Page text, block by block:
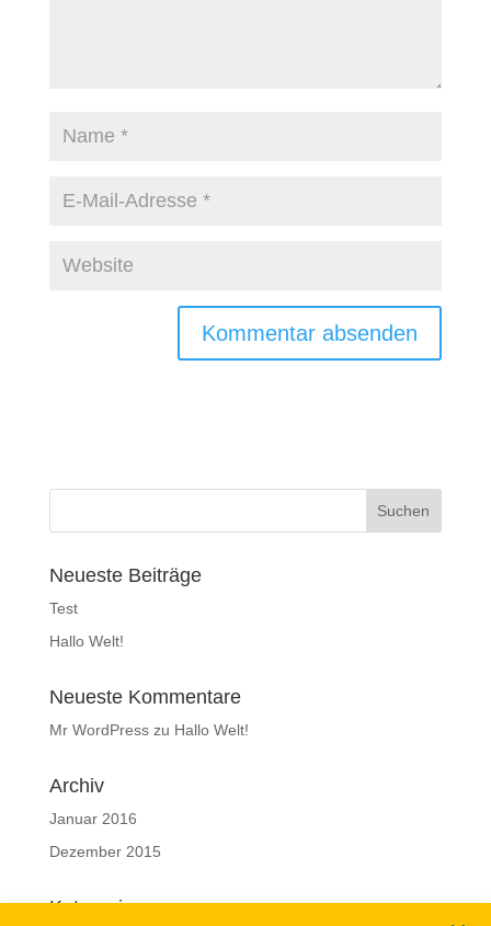
Neueste Beiträge
Test
Hallo Welt!
Neueste Kommentare
Mr WordPresszu Hallo Welt!
Archiv
Januar 2016
Dezember 2015
Kategorien